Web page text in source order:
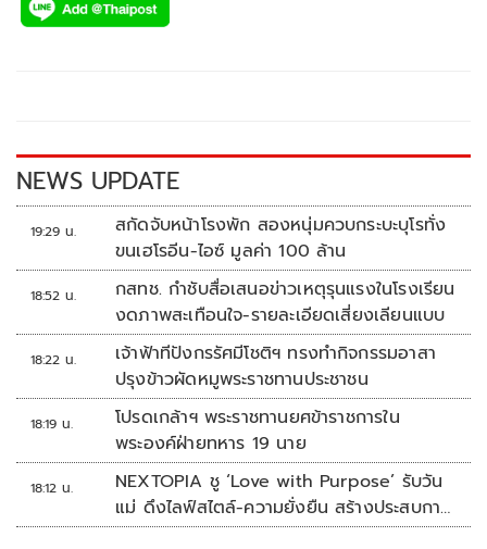
NEWS UPDATE
19:29 น.
สกัดจับหน้าโรงพัก สองหนุ่มควบกระบะบุโรทั่ง
ขนเฮโรอีน-ไอซ์ มูลค่า 100 ล้าน
18:52 น.
กสทช. กำชับสื่อเสนอข่าวเหตุรุนแรงในโรงเรียน
งดภาพสะเทือนใจ-รายละเอียดเสี่ยงเลียนแบบ
18:22 น.
เจ้าฟ้าทีปังกรรัศมีโชติฯ ทรงทำกิจกรรมอาสา
ปรุงข้าวผัดหมูพระราชทานประชาชน
18:19 น.
โปรดเกล้าฯ พระราชทานยศข้าราชการใน
พระองค์ฝ่ายทหาร 19 นาย
18:12 น.
NEXTOPIA ชู ‘Love with Purpose’ รับวัน
แม่ ดึงไลฟ์สไตล์-ความยั่งยืน สร้างประสบกา
รณ์ช้อปปิงมีความหมาย